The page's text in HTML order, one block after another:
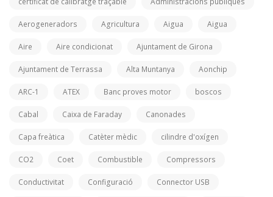
Aerogeneradors Agricultura Aigua Aigua
Aire Aire condicionat Ajuntament de Girona
Ajuntament de Terrassa Alta Muntanya Aonchip
ARC-1 ATEX Banc proves motor boscos
Cabal Caixa de Faraday Canonades
Capa freàtica Catèter mèdic cilindre d'oxígen
CO2 Coet Combustible Compressors
Conductivitat Configuració Connector USB